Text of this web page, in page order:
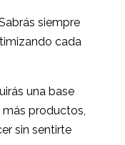
siempre
cada
una base
productos,
sin sentirte